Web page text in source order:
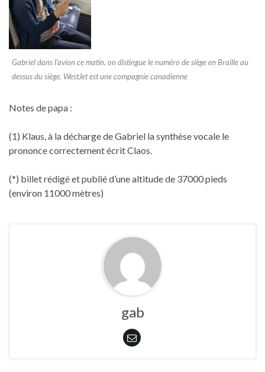
Gabriel dans l’avion ce matin, on distingue le numéro de siège en Braille au
dessus du siège. WestJet est une compagnie canadienne
Notes de papa :
(1) Klaus, à la décharge de Gabriel la synthèse vocale le
prononce correctement écrit Claos.
(*) billet rédigé et publié d’une altitude de 37000 pieds
(environ 11000 mètres)
gab